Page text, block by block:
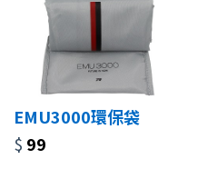
EMU3000環保袋
$ 99